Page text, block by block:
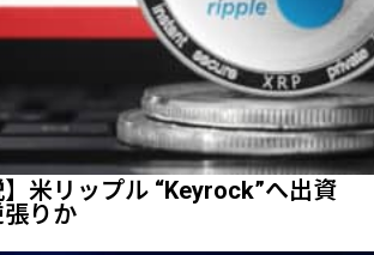
】米リップル “Keyrock”へ出資
りか